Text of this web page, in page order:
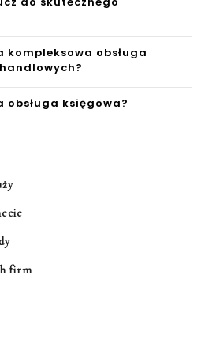
kompleksowa obsługa
obsługa księgowa?
firm